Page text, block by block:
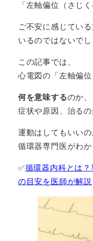
「左軸偏位（さじ
ご不安に感じている
いるのではないでし
この記事では、
心電図の「左軸偏
何を意味するのか、
症状や原因、治る
運動はしてもいいの
循環器専門医がわ
✅循環器内科とは
の目安を医師が解説